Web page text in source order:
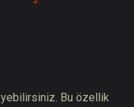
Bu özellik